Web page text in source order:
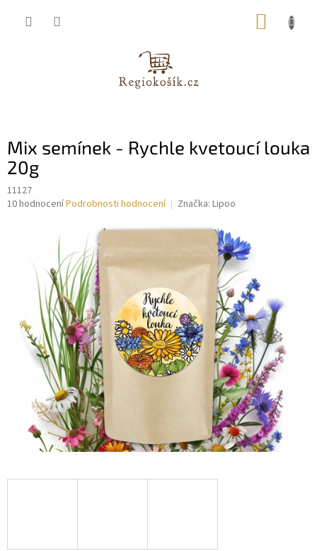
Mix semínek - Rychle kvetoucí louka
20g
11127
Průměrné
hvězdiček.
10 hodnoceníPodrobnosti hodnocení Značka: Lipoo